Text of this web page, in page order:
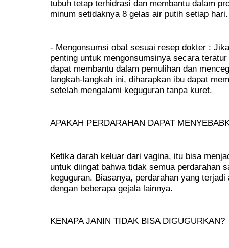
tubuh tetap terhidrasi dan membantu dalam
minum setidaknya 8 gelas air putih setiap hari.
- Mengonsumsi obat sesuai resep dokter :
penting untuk mengonsumsinya secara
dapat membantu dalam pemulihan dan
langkah-langkah ini, diharapkan ibu dapat
setelah mengalami keguguran tanpa kuret.
APAKAH PERDARAHAN DAPAT
Ketika darah keluar dari vagina, itu bisa
untuk diingat bahwa tidak semua perdarahan
keguguran. Biasanya, perdarahan yang
dengan beberapa gejala lainnya.
KENAPA JANIN TIDAK BISA DIGUGURKAN?